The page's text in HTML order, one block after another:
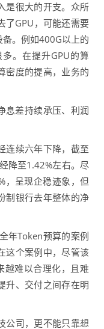
很大的开支。众所
了GPU，可能还需要
。例如400G以上的
。在提升GPU的算
密度的提高，业务的
差持续承压、利润
续六年下降，截至
降至1.42%左右。尽
，呈现企稳迹象，但
制银行去年整体的净
Token预算的案例
这个案例中，尽管该
越难以合理化，且难
升、交付之间存在明
司，更不能只靠想